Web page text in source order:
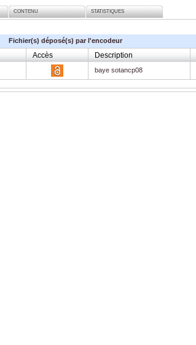
CONTENU STATISTIQUES
Fichier(s) déposé(s) par l'encodeur
Accès Description
baye sotancp08